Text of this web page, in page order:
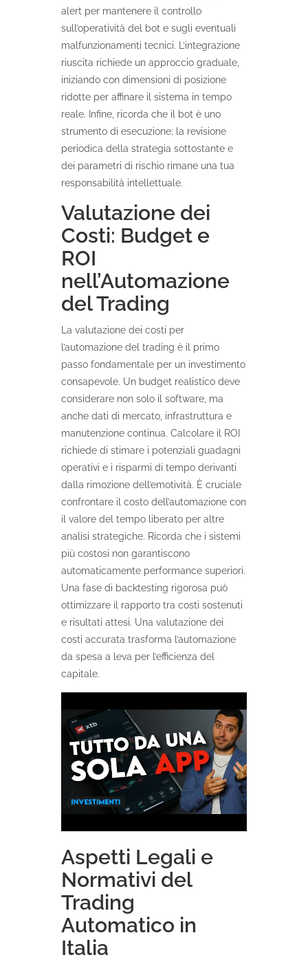
alert per mantenere il controllo
sull’operatività del bot e sugli eventuali
malfunzionamenti tecnici. L’integrazione
riuscita richiede un approccio graduale,
iniziando con dimensioni di posizione
ridotte per affinare il sistema in tempo
reale. Infine, ricorda che il bot è uno
strumento di esecuzione; la revisione
periodica della strategia sottostante e
dei parametri di rischio rimane una tua
responsabilità intellettuale.
Valutazione dei
Costi: Budget e
ROI
nell’Automazione
del Trading
La valutazione dei costi per
l’automazione del trading è il primo
passo fondamentale per un investimento
consapevole. Un budget realistico deve
considerare non solo il software, ma
anche dati di mercato, infrastruttura e
manutenzione continua. Calcolare il ROI
richiede di stimare i potenziali guadagni
operativi e i risparmi di tempo derivanti
dalla rimozione dell’emotività. È cruciale
confrontare il costo dell’automazione con
il valore del tempo liberato per altre
analisi strategiche. Ricorda che i sistemi
più costosi non garantiscono
automaticamente performance superiori.
Una fase di backtesting rigorosa può
ottimizzare il rapporto tra costi sostenuti
e risultati attesi. Una valutazione dei
costi accurata trasforma l’automazione
da spesa a leva per l’efficienza del
capitale.
Aspetti Legali e
Normativi del
Trading
Automatico in
Italia